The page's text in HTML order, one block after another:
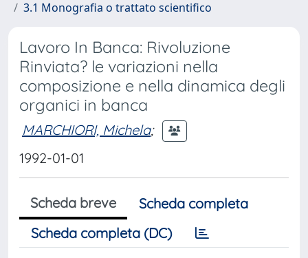
3.1 Monografia o trattato scientifico
Lavoro In Banca: Rivoluzione
Rinviata? le variazioni nella
composizione e nella dinamica degli
organici in banca
MARCHIORI, Michela;
1992-01-01
Scheda breve
Scheda completa
Scheda completa (DC)